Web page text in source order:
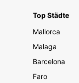
Top Städte
Mallorca
Malaga
Barcelona
Faro